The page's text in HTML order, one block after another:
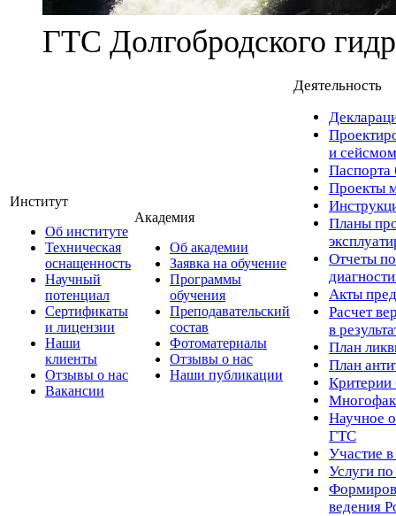
ГТС Долгобродского
Институт
Об институте
Техническая
оснащенность
Научный
потенциал
Сертификаты
и лицензии
Наши
клиенты
Отзывы о нас
Вакансии
Академия
Об академии
Заявка на обучение
Программы
обучения
Преподавательский
состав
Фотоматериалы
Отзывы о нас
Наши публикации
Деятельность
и
Паспорта
Проекты
Планы
Отчеты по
Акты
Расчет
в
План
План
Критерии
Научное
ГТС
Участие
Услуги
ведения